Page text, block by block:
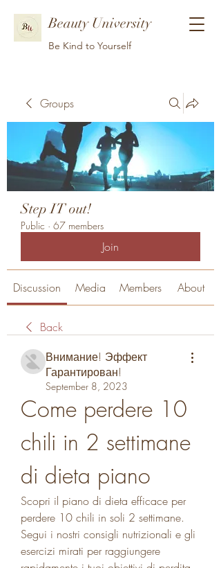
Beauty University
Be Kind to Yourself
Groups
Step IT out!
Public · 67 members
Join
Discussion Media Members About
Back
Внимание! Эффект
Гарантирован!
September 8, 2023
Come perdere 10
chili in 2 settimane
di dieta piano
Scopri il piano di dieta efficace per
perdere 10 chili in soli 2 settimane.
Segui i nostri consigli nutrizionali e gli
esercizi mirati per raggiungere